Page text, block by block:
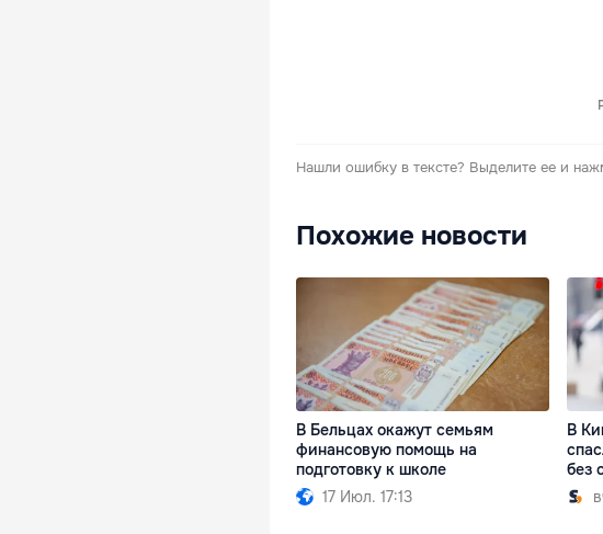
Нашли ошибку в тексте? Выделите ее и
Похожие новости
В Бельцах окажут семьям
финансовую помощь на
подготовку к школе
17 Июл. 17:13
В
без